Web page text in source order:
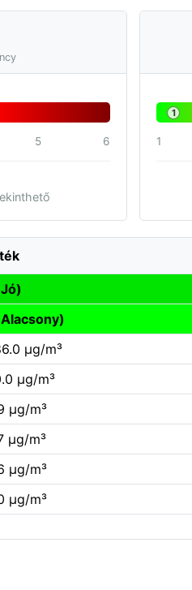
5 6
1
1
µg/m³
µg/m³
µg/m³
µg/m³
µg/m³
µg/m³